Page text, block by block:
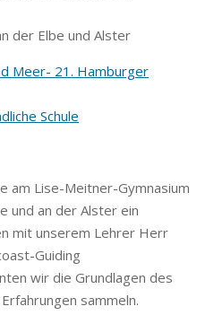
der Elbe und Alster
Meer- 21. Hamburger
Schule
am Lise-Meitner-Gymnasium
und an der Alster ein
mit unserem Lehrer Herr
Guiding
wir die Grundlagen des
sammeln.